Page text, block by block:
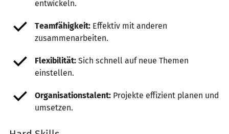
entwickeln.
Teamfähigkeit: Effektiv mit anderen
zusammenarbeiten.
Flexibilität: Sich schnell auf neue Themen
einstellen.
Organisationstalent: Projekte effizient planen und
umsetzen.